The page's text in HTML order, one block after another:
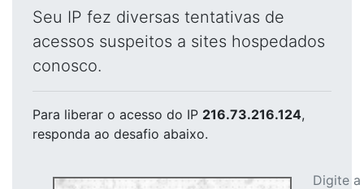
Seu IP fez diversas tentativas de
acessos suspeitos a sites hospedados
conosco.
Para liberar o acesso do IP 216.73.216.124,
responda ao desafio abaixo.
Digite